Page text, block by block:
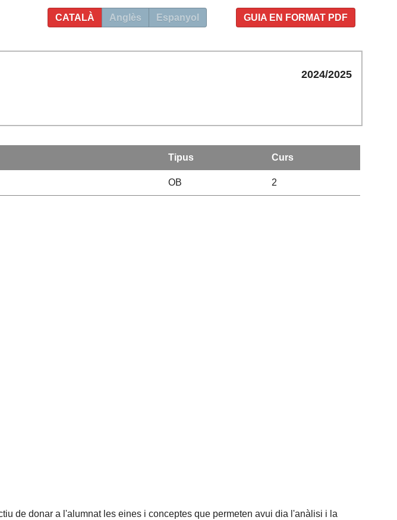
GUIA EN FORMAT PDF
CATALÀ Anglès Espanyol
2024/2025
Tipus Curs
OB 2
de donar a l'alumnat les eines i conceptes que permeten avui dia l'anàlisi i la